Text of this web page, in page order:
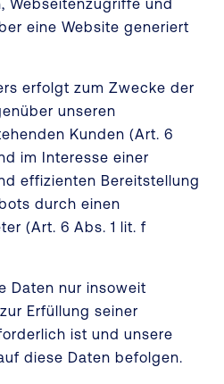
Webseitenzugriffe und
eine Website generiert
erfolgt zum Zwecke der
unseren
Kunden (Art. 6
im Interesse einer
effizienten Bereitstellung
durch einen
(Art. 6 Abs. 1 lit. f
Daten nur insoweit
Erfüllung seiner
ist und unsere
diese Daten befolgen.